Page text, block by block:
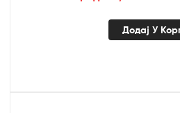
је
је:
Додај У